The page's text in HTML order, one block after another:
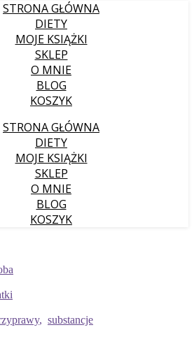
STRONA GŁÓWNA
DIETY
MOJE KSIĄŻKI
SKLEP
O MNIE
BLOG
KOSZYK
STRONA GŁÓWNA
DIETY
MOJE KSIĄŻKI
SKLEP
O MNIE
BLOG
KOSZYK
, substancje